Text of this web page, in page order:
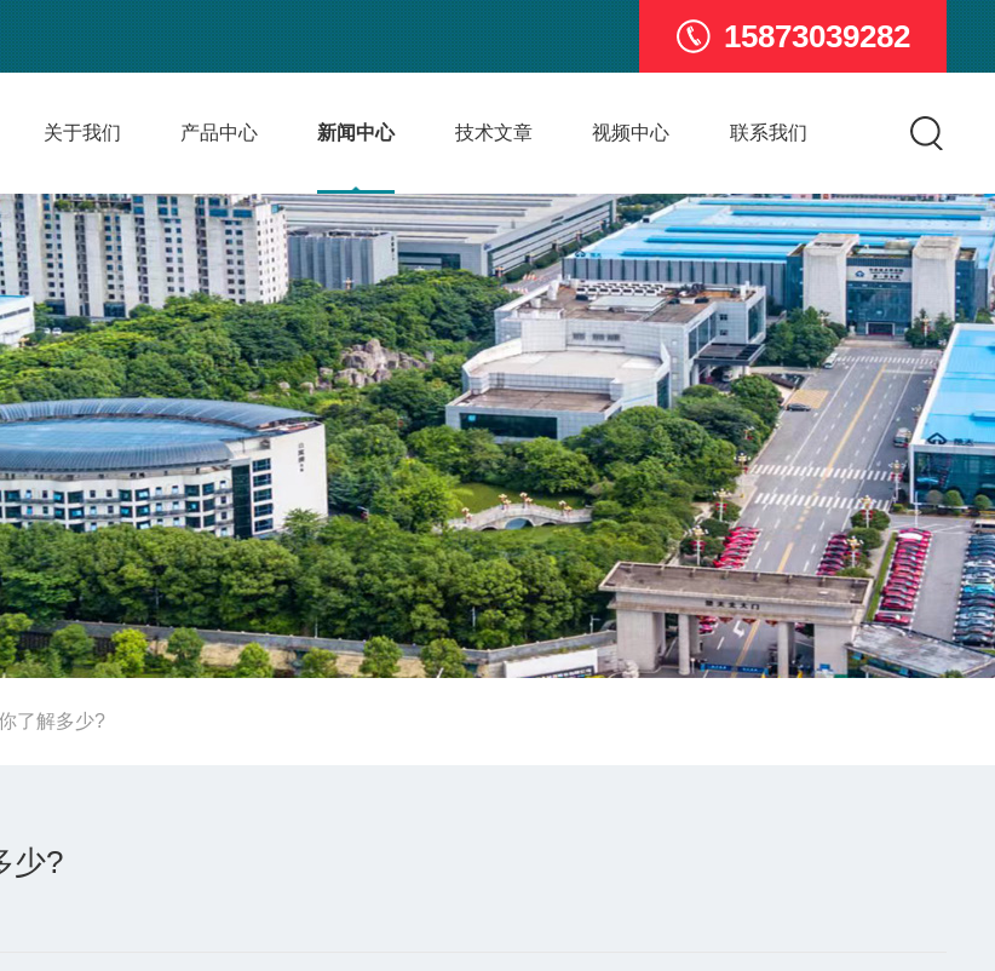
15873039282
关于我们 产品中心 新闻中心 技术文章 视频中心 联系我们
了解多少?
少?